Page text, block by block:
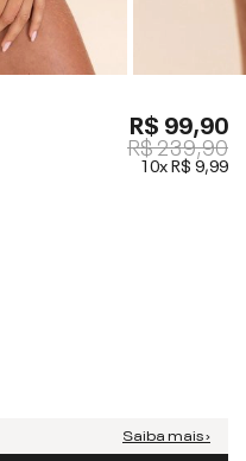
R$ 99,90
R$ 239,90
10xR$ 9,99
Saiba mais ›